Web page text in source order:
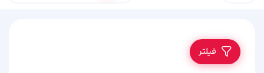
فیلتر